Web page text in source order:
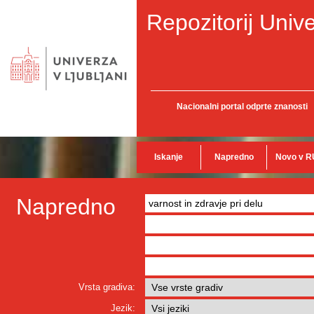
Repozitorij
Nacionalni portal odprte znanosti
Iskanje Napredno Novo v
Napredno
Vrsta gradiva:
Jezik: